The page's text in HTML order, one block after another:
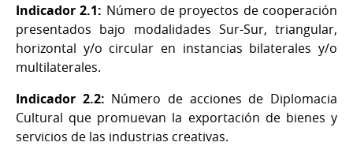
Indicador 2.1: Número de proyectos de cooperación
presentados bajo modalidades Sur-Sur, triangular,
horizontal y/o circular en instancias bilaterales y/o
multilaterales.
Indicador 2.2: Número de acciones de Diplomacia
Cultural que promuevan la exportación de bienes y
servicios de las industrias creativas.